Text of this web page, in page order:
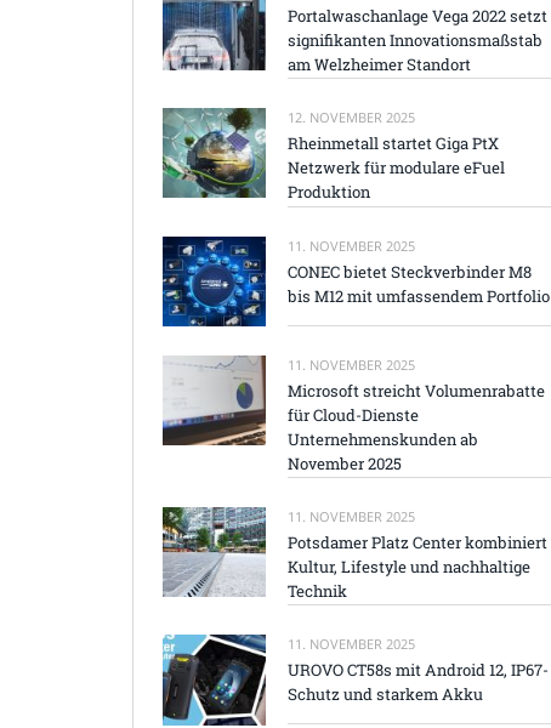
Portalwaschanlage Vega 2022 setzt
signifikanten Innovationsmaßstab
am Welzheimer Standort
12. NOVEMBER 2025
Rheinmetall startet Giga PtX
Netzwerk für modulare eFuel
Produktion
11. NOVEMBER 2025
CONEC bietet Steckverbinder M8
bis M12 mit umfassendem Portfolio
11. NOVEMBER 2025
Microsoft streicht Volumenrabatte
für Cloud-Dienste
Unternehmenskunden ab
November 2025
11. NOVEMBER 2025
Potsdamer Platz Center kombiniert
Kultur, Lifestyle und nachhaltige
Technik
11. NOVEMBER 2025
UROVO CT58s mit Android 12, IP67-
Schutz und starkem Akku